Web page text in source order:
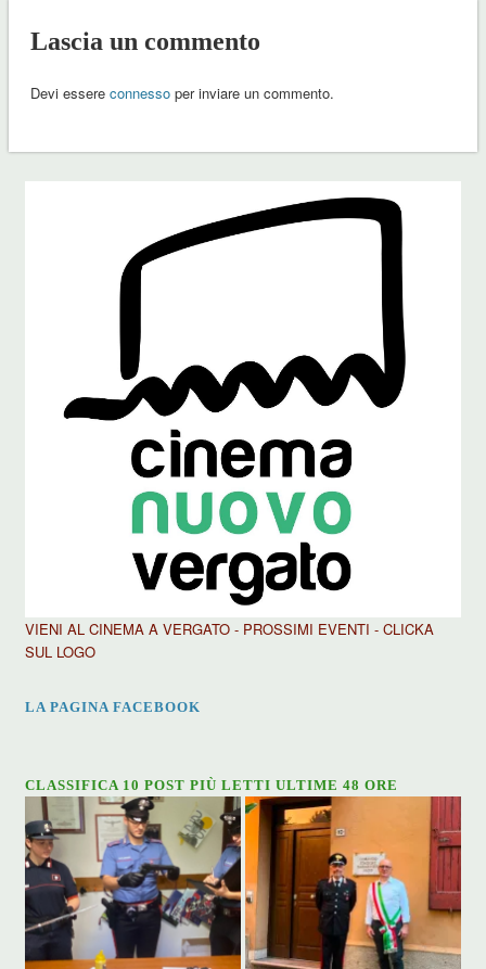
Lascia un commento
Devi essere connessoper inviare un commento.
VIENI AL CINEMA A VERGATO - PROSSIMI EVENTI - CLICKA
SUL LOGO
LA PAGINA FACEBOOK
CLASSIFICA 10 POST PIÙ LETTI ULTIME 48 ORE